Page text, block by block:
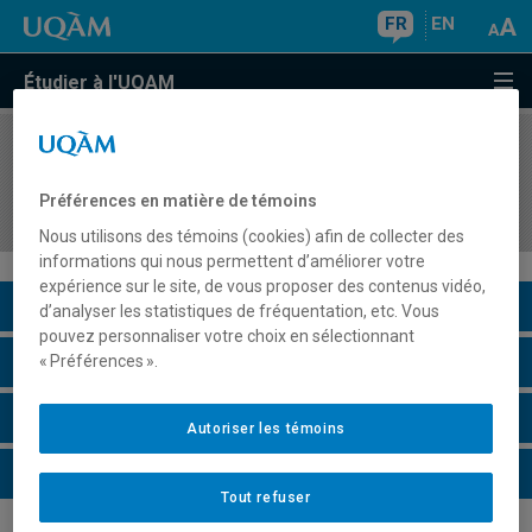
FR EN
Étudier à l'UQAM
COURS//
conception et planification
Description du cours
Horaire - Été 2026
Horaire - Automne 2026
Horaire - Hiver 2027
Préférences en matière de témoins
Nous utilisons des témoins (cookies) afin de collecter des
informations qui nous permettent d’améliorer votre
expérience sur le site, de vous proposer des contenus vidéo,
d’analyser les statistiques de fréquentation, etc. Vous
pouvez personnaliser votre choix en sélectionnant
« Préférences ».
Tout refuser
Autoriser les témoins